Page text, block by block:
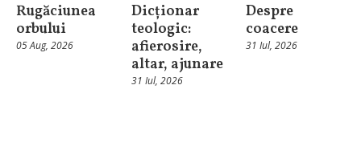
Rugăciunea
orbului
05 Aug, 2026
Dicționar
teologic:
afierosire,
altar, ajunare
31 Iul, 2026
Despre
coacere
31 Iul, 2026